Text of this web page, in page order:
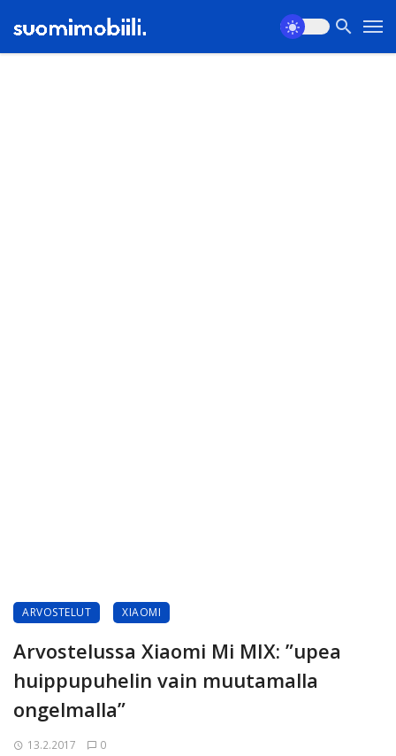
ARVOSTELUT XIAOMI
Arvostelussa Xiaomi Mi MIX: ”upea
huippupuhelin vain muutamalla
ongelmalla”
13.2.2017 0